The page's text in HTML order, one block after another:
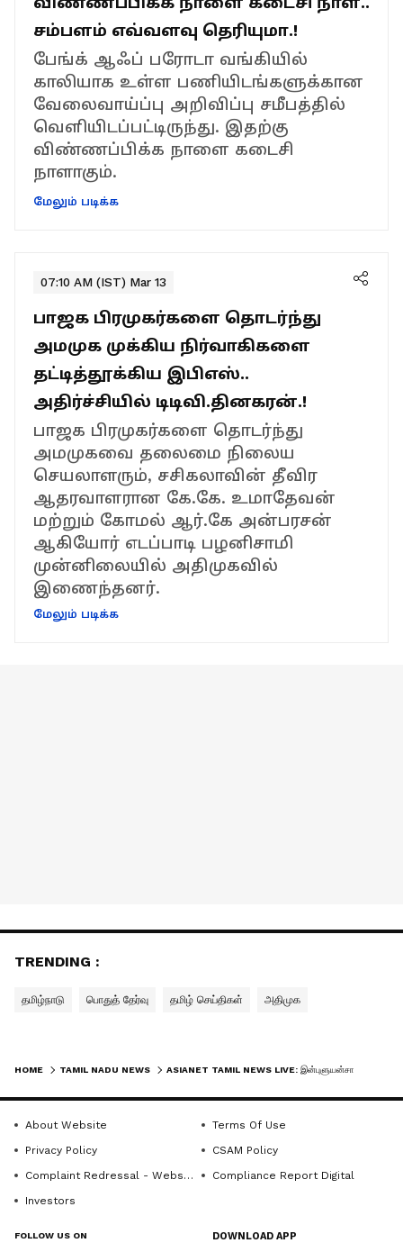
சம்பளம் எவ்வளவு தெரியுமா.!
பேங்க் ஆஃப் பரோடா வங்கியில்
காலியாக உள்ள பணியிடங்களுக்கான
வேலைவாய்ப்பு அறிவிப்பு சமீபத்தில்
வெளியிடப்பட்டிருந்து. இதற்கு
விண்ணப்பிக்க நாளை கடைசி
நாளாகும்.
மேலும் படிக்க
07:10 AM (IST) Mar 13
பாஜக பிரமுகர்களை தொடர்ந்து
அமமுக முக்கிய நிர்வாகிகளை
தட்டித்தூக்கிய இபிஎஸ்..
அதிர்ச்சியில் டிடிவி.தினகரன்.!
பாஜக பிரமுகர்களை தொடர்ந்து
அமமுகவை தலைமை நிலைய
செயலாளரும், சசிகலாவின் தீவிர
ஆதரவாளரான கே.கே. உமாதேவன்
மற்றும் கோமல் ஆர்.கே அன்பரசன்
ஆகியோர் எடப்பாடி பழனிசாமி
முன்னிலையில் அதிமுகவில்
இணைந்தனர்.
மேலும் படிக்க
TRENDING :
தமிழ்நாடு பொதுத் தேர்வு தமிழ் செய்திகள் அதிமுக
HOME TAMIL NADU NEWS
About Website
Terms Of Use
Privacy Policy
CSAM Policy
Complaint Redressal - Website
Compliance Report Digital
Investors
FOLLOW US ON DOWNLOAD APP